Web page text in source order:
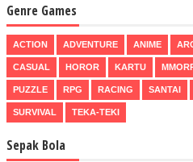
Genre Games
ACTION ADVENTURE ANIME
CASUAL HOROR KARTU
PUZZLE RPG RACING SANTAI
SURVIVAL TEKA-TEKI
Sepak Bola